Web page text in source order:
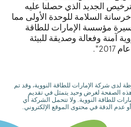
الجديد الذي حصلنا عليه
السلامة للوحدة الأولى مما
مؤسسة الإمارات للطاقة
آمنة وفعالة وصديقة للبيئة
لدى شركة الإمارات للطاقة النووية، وقد تم
هذه الصفحة لغرض وحيد يتمثل في تقديم
للطاقة النووية. ولا تتحمل الشركة أي
الدقة في محتوى الموقع الإلكتروني.